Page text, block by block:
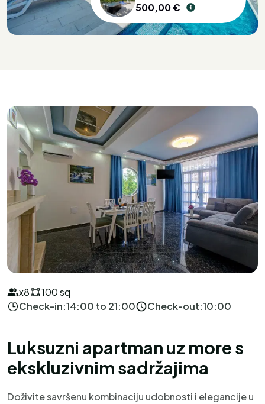
500,00 €
x8
100 sq
Check-in:14:00 to 21:00 Check-out:10:00
Luksuzni apartman uz more s
ekskluzivnim sadržajima
Doživite savršenu kombinaciju udobnosti i elegancije u